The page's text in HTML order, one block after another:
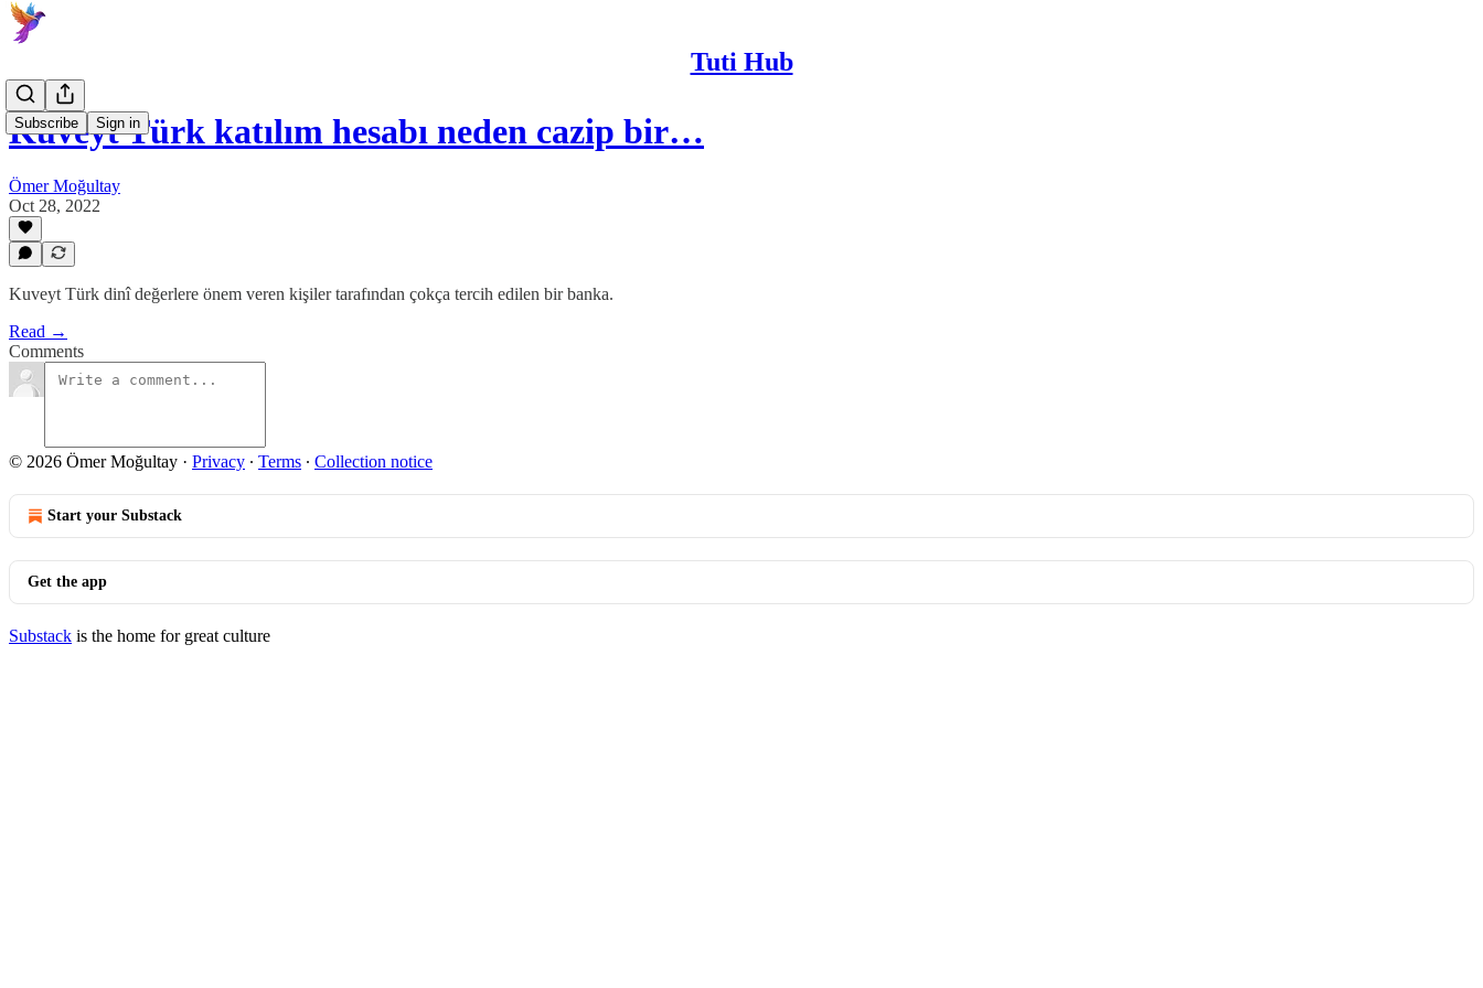
Tuti Hub
Subscribe Sign in
Kuveyt Türk katılım hesabı neden cazip bir…
Ömer Moğultay
Oct 28, 2022
Kuveyt Türk dinî değerlere önem veren kişiler tarafından çokça tercih edilen bir banka.
Read →
Comments
© 2026 Ömer Moğultay · Privacy ∙ Terms ∙ Collection notice
Start your Substack
Get the app
Substack is the home for great culture